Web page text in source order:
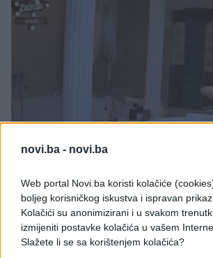
novi.ba - novi.ba
Web portal Novi.ba koristi kolačiće
boljeg korisničkog iskustva i ispravan prikaz
Kolačići su anonimizirani i u svakom
izmijeniti postavke kolačića u vašem
Slažete li se sa korištenjem kolačića?
Spavaća soba je kao u bajci, sve je
zlatnoj kombinaciji, a kupatilo sa
sredini, dvije wc šolje, kao i dva
njihovim inicijalima, i još mnogo
ostaviće vas bez riječi, bukvalno.